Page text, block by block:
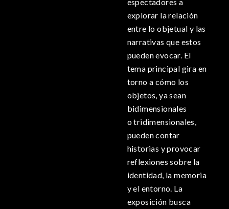
explorar la relación
entre lo objetual y las
narrativas que estos
pueden evocar. El
tema principal gira en
torno a cómo los
objetos, ya sean
bidimensionales
o tridimensionales,
pueden contar
historias y provocar
reflexiones sobre la
identidad, la memoria
y el entorno. La
exposición busca